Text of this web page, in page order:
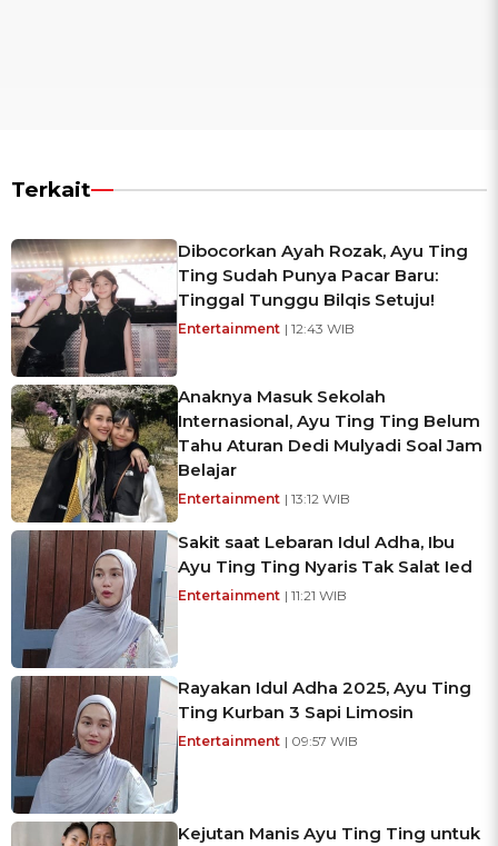
Terkait
Dibocorkan Ayah Rozak, Ayu Ting
Ting Sudah Punya Pacar Baru:
Tinggal Tunggu Bilqis Setuju!
Entertainment | 12:43 WIB
Anaknya Masuk Sekolah
Internasional, Ayu Ting Ting Belum
Tahu Aturan Dedi Mulyadi Soal Jam
Belajar
Entertainment | 13:12 WIB
Sakit saat Lebaran Idul Adha, Ibu
Ayu Ting Ting Nyaris Tak Salat Ied
Entertainment | 11:21 WIB
Rayakan Idul Adha 2025, Ayu Ting
Ting Kurban 3 Sapi Limosin
Entertainment | 09:57 WIB
Kejutan Manis Ayu Ting Ting untuk